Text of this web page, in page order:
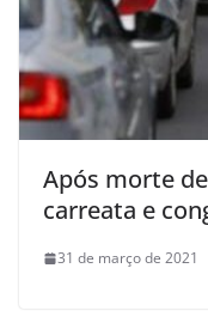
Após morte
carreata e
31 de março de 2021